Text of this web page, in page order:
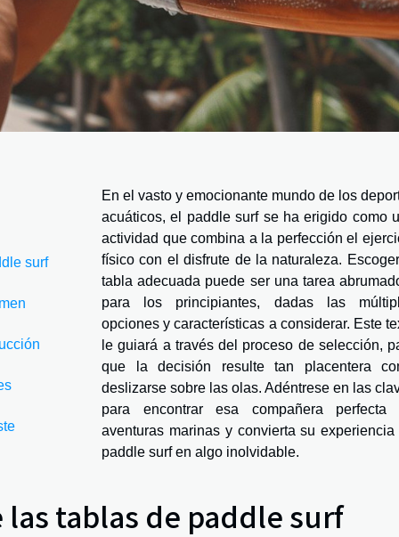
surf
En el vasto y emocionante mundo de los
acuáticos, el paddle surf se ha erigido como
actividad que combina a la perfección el
físico con el disfrute de la naturaleza.
tabla adecuada puede ser una tarea
para los principiantes, dadas las
opciones y características a considerar. Este
le guiará a través del proceso de selección,
que la decisión resulte tan placentera
deslizarse sobre las olas. Adéntrese en las
para encontrar esa compañera perfecta
aventuras marinas y convierta su experiencia
paddle surf en algo inolvidable.
las tablas de paddle surf